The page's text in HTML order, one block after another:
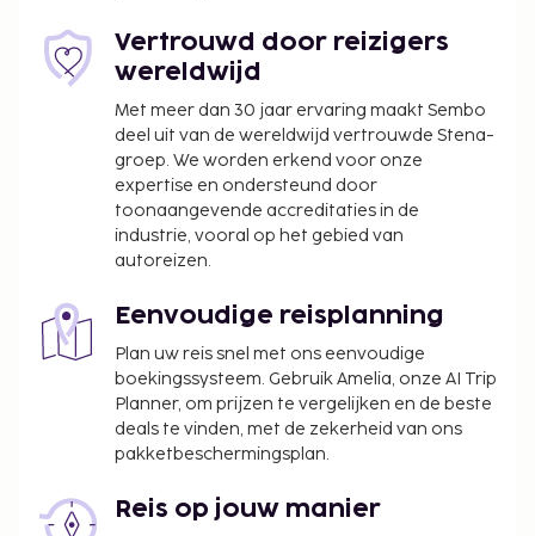
Vertrouwd door reizigers
wereldwijd
Met meer dan 30 jaar ervaring maakt Sembo
deel uit van de wereldwijd vertrouwde Stena-
groep. We worden erkend voor onze
expertise en ondersteund door
toonaangevende accreditaties in de
industrie, vooral op het gebied van
autoreizen.
Eenvoudige reisplanning
Plan uw reis snel met ons eenvoudige
boekingssysteem. Gebruik Amelia, onze AI Trip
Planner, om prijzen te vergelijken en de beste
deals te vinden, met de zekerheid van ons
pakketbeschermingsplan.
Reis op jouw manier